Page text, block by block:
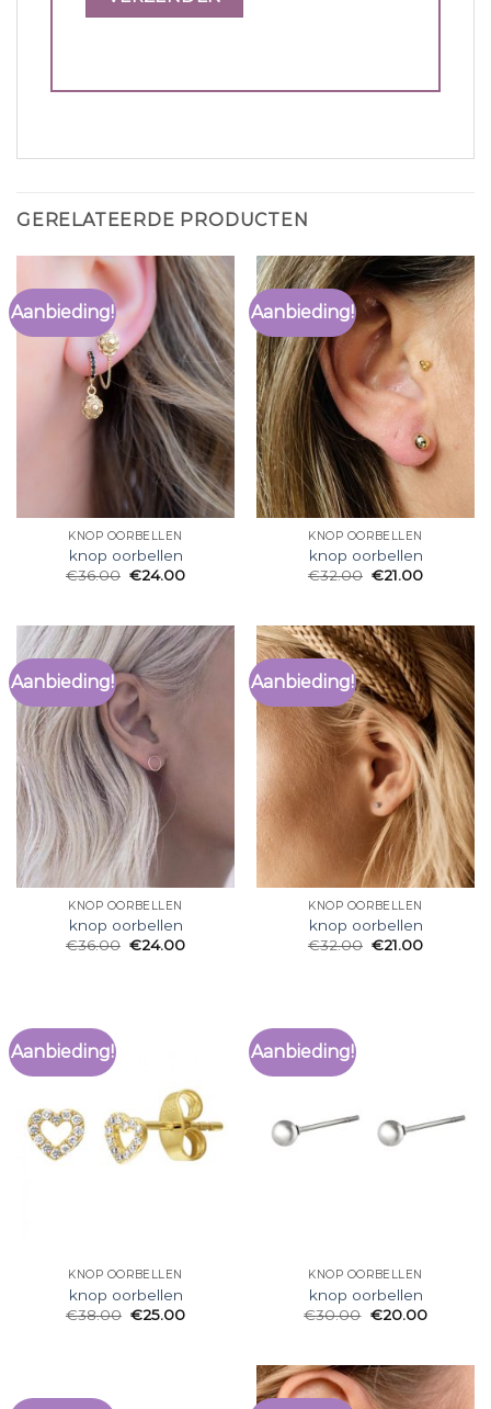
GERELATEERDE PRODUCTEN
Aanbieding!
KNOP OORBELLEN
knop oorbellen
€36.00 €24.00
Aanbieding!
KNOP OORBELLEN
knop oorbellen
€32.00 €21.00
Aanbieding!
KNOP OORBELLEN
knop oorbellen
€36.00 €24.00
Aanbieding!
KNOP OORBELLEN
knop oorbellen
€32.00 €21.00
Aanbieding!
KNOP OORBELLEN
knop oorbellen
€38.00 €25.00
Aanbieding!
KNOP OORBELLEN
knop oorbellen
€30.00 €20.00